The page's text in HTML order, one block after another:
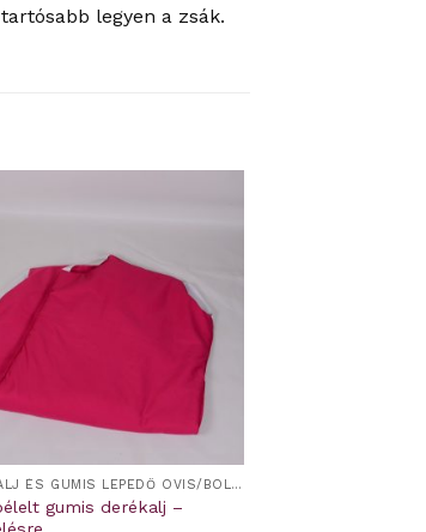
legyen a zsák.
DERÉKALJ ÉS GUMIS LEPEDŐ OVIS/BÖLCSIS FEKTETŐRE
gumis derékalj –